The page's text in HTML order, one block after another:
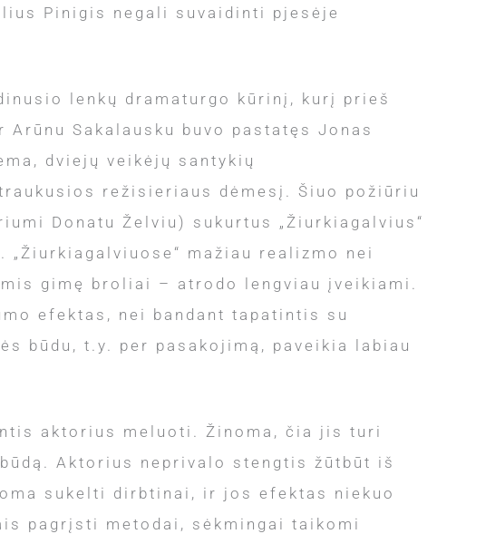
Pinigis negali suvaidinti pjesėje
lenkų dramaturgo kūrinį, kurį prieš
Sakalausku buvo pastatęs Jonas
dviejų veikėjų santykių
režisieriaus dėmesį. Šiuo požiūriu
Donatu Želviu) sukurtus „Žiurkiagalvius“
mažiau realizmo nei
gimę broliai – atrodo lengviau įveikiami.
efektas, nei bandant tapatintis su
būdu, t.y. per pasakojimą, paveikia labiau
aktorius meluoti. Žinoma, čia jis turi
Aktorius neprivalo stengtis žūtbūt iš
sukelti dirbtinai, ir jos efektas niekuo
pagrįsti metodai, sėkmingai taikomi